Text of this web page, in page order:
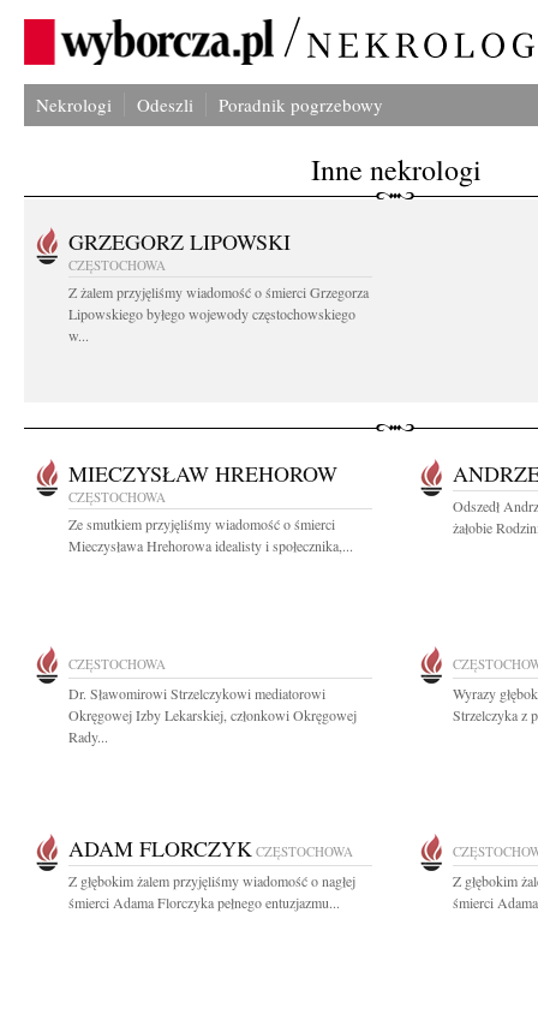
Nekrologi Odeszli Poradnik pogrzebowy
Inne nekrologi
GRZEGORZ LIPOWSKI
CZĘSTOCHOWA
Z żalem przyjęliśmy wiadomość o śmierci Grzegorza
Lipowskiego byłego wojewody częstochowskiego
w...
MIECZYSŁAW HREHOROW
CZĘSTOCHOWA
Ze smutkiem przyjęliśmy wiadomość o śmierci
Mieczysława Hrehorowa idealisty i społecznika,...
Odszedł
żałobie
CZĘSTOCHOWA
Dr. Sławomirowi Strzelczykowi mediatorowi
Okręgowej Izby Lekarskiej, członkowi Okręgowej
Rady...
Wyrazy
Strzelczyka z
ADAM FLORCZYK CZĘSTOCHOWA
Z głębokim żalem przyjęliśmy wiadomość o nagłej
śmierci Adama Florczyka pełnego entuzjazmu...
Z głębokim
śmierci